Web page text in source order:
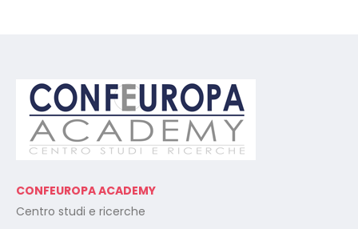
CONFEUROPA ACADEMY
Centro studi e ricerche